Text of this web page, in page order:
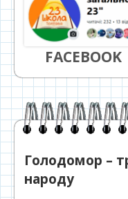
FACEBOOK
Голодомор –
народу